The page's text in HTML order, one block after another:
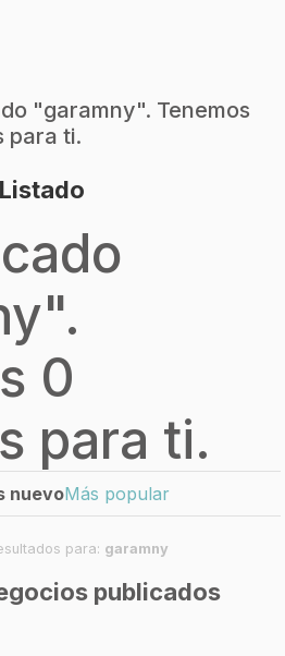
"garamny". Tenemos
para ti.
Listado
".
0
para ti.
nuevoMás popular
para: garamny
publicados